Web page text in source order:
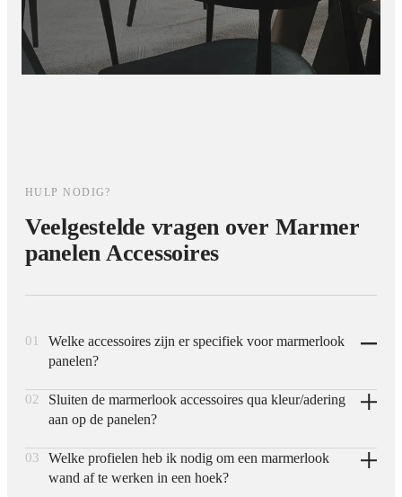
HULP NODIG?
Veelgestelde vragen over Marmer
panelen Accessoires
01
Welke accessoires zijn er specifiek voor marmerlook
panelen?
Voor onze marmerlook panelen zijn afwerkprofielen,
hoekstukken en afdeklatten beschikbaar die qua kleur en
adering zijn afgestemd op de marmerlook collectie, zodat
randen en naden naadloos aansluiten op het paneel.
02
Sluiten de marmerlook accessoires qua kleur/adering
aan op de panelen?
Ja, de accessoires zijn ontwikkeld in dezelfde kleurtinten als
de marmerlook panelen, zodat profielen en afdeklatten visueel
03
Welke profielen heb ik nodig om een marmerlook
wand af te werken in een hoek?